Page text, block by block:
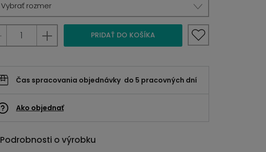
Vybrať rozmer
PRIDAŤ DO KOŠÍKA
Čas spracovania objednávky do 5 pracovných dní
Ako objednať
Podrobnosti o výrobku